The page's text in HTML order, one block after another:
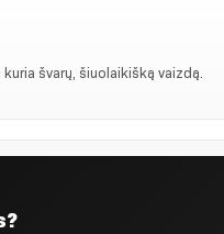
švarų, šiuolaikišką vaizdą.